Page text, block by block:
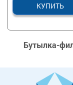
КУПИТЬ
Бутылка-